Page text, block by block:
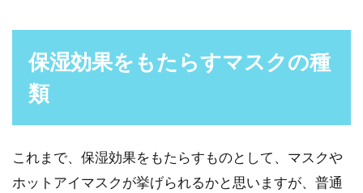
保湿効果をもたらすマスクの種
類
これまで、保湿効果をもたらすものとして、マスクや
ホットアイマスクが挙げられるかと思いますが、普通